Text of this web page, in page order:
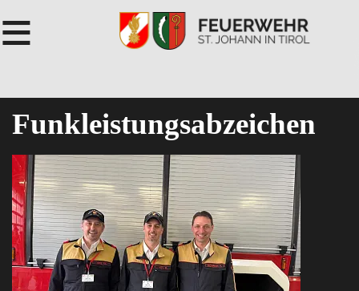
≡
Funkleistungsabzeichen